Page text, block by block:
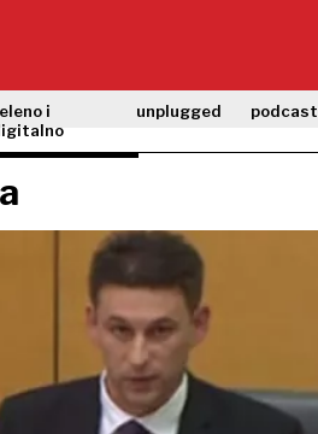
i
unplugged podcast